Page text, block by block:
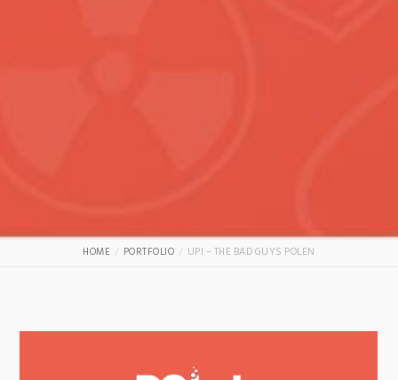
HOME PORTFOLIO UPI – THE BAD GUYS POLEN